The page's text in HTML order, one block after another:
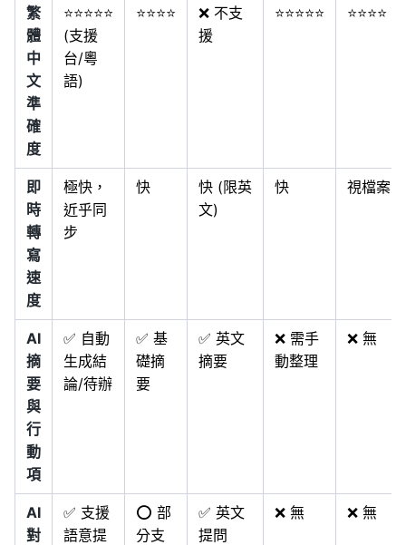
繁
體
中
文
準
確
度
⭐⭐⭐⭐⭐
(支援
台/粵
語)
⭐⭐⭐⭐
❌ 不支
援
⭐⭐⭐⭐⭐ ⭐⭐⭐⭐
即
時
轉
寫
速
度
極快，
近乎同
步
快
快 (限英
文)
快 視檔案
AI
摘
要
與
行
動
項
✅ 自動
生成結
論/待辦
✅ 基
礎摘
要
✅ 英文
摘要
❌ 需手
動整理
❌ 無
AI
對
✅ 支援
語意提
⭕ 部
分支
✅ 英文
提問
❌ 無 ❌ 無